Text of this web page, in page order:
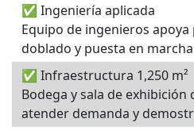
✅ Ingeniería aplicada
Equipo de ingenieros
doblado y puesta en
✅ Infraestructura 1,250 m²
Bodega y sala de exhibición
atender demanda y